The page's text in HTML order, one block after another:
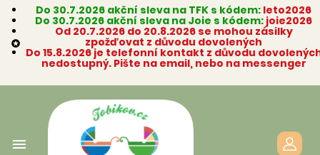

Do 30.7.2026 akční sleva na TFK s kódem: leto2026
Do 30.7.2026 akční sleva na Joie s kódem: joie2026
Od 20.7.2026 do 20.8.2026 se mohou zásilky
zpožďovat z důvodu dovolených
Do 15.8.2026 je telefonní kontakt z důvodu
nedostupný. Pište na email, nebo na messenger
